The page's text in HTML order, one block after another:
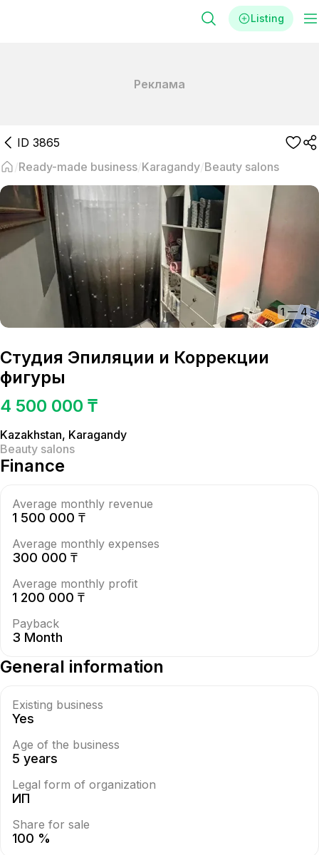
Listing
Реклама
ID 3865
Ready-made business Karagandy Beauty salons
1—4
Студия Эпиляции и Коррекции
фигуры
4 500 000 ₸
Kazakhstan, Karagandy
Beauty salons
Finance
Average monthly revenue
1 500 000 ₸
Average monthly expenses
300 000 ₸
Average monthly profit
1 200 000 ₸
Payback
3 Month
General information
Existing business
Yes
Age of the business
5 years
Legal form of organization
ИП
Share for sale
100 %